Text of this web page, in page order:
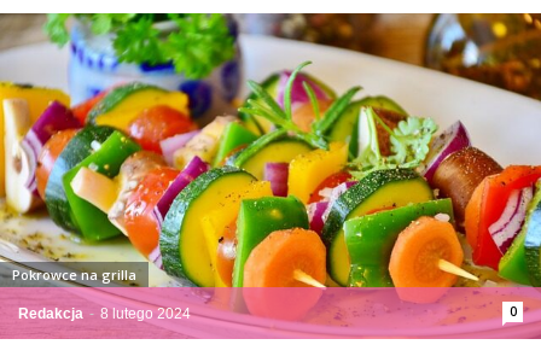
Redakcja - 8 lutego 2024 0
Pokrowce na grilla